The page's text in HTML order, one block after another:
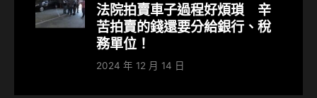
法院拍賣車子過程好煩瑣 辛
苦拍賣的錢還要分給銀行、稅
務單位！
2024 年 12 月 14 日